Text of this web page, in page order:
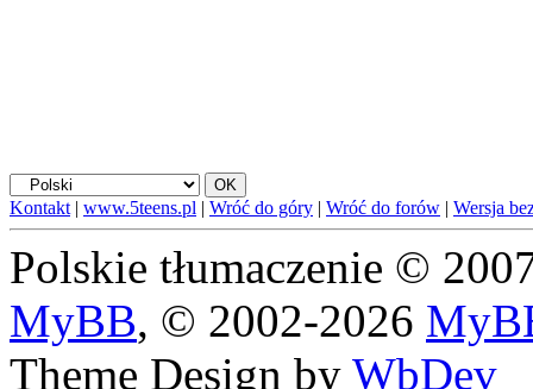
Kontakt | www.5teens.pl | Wróć do góry | Wróć do forów | Wersja
Polskie tłumaczenie ©
MyBB, © 2002-2026
Theme Design by WbDev